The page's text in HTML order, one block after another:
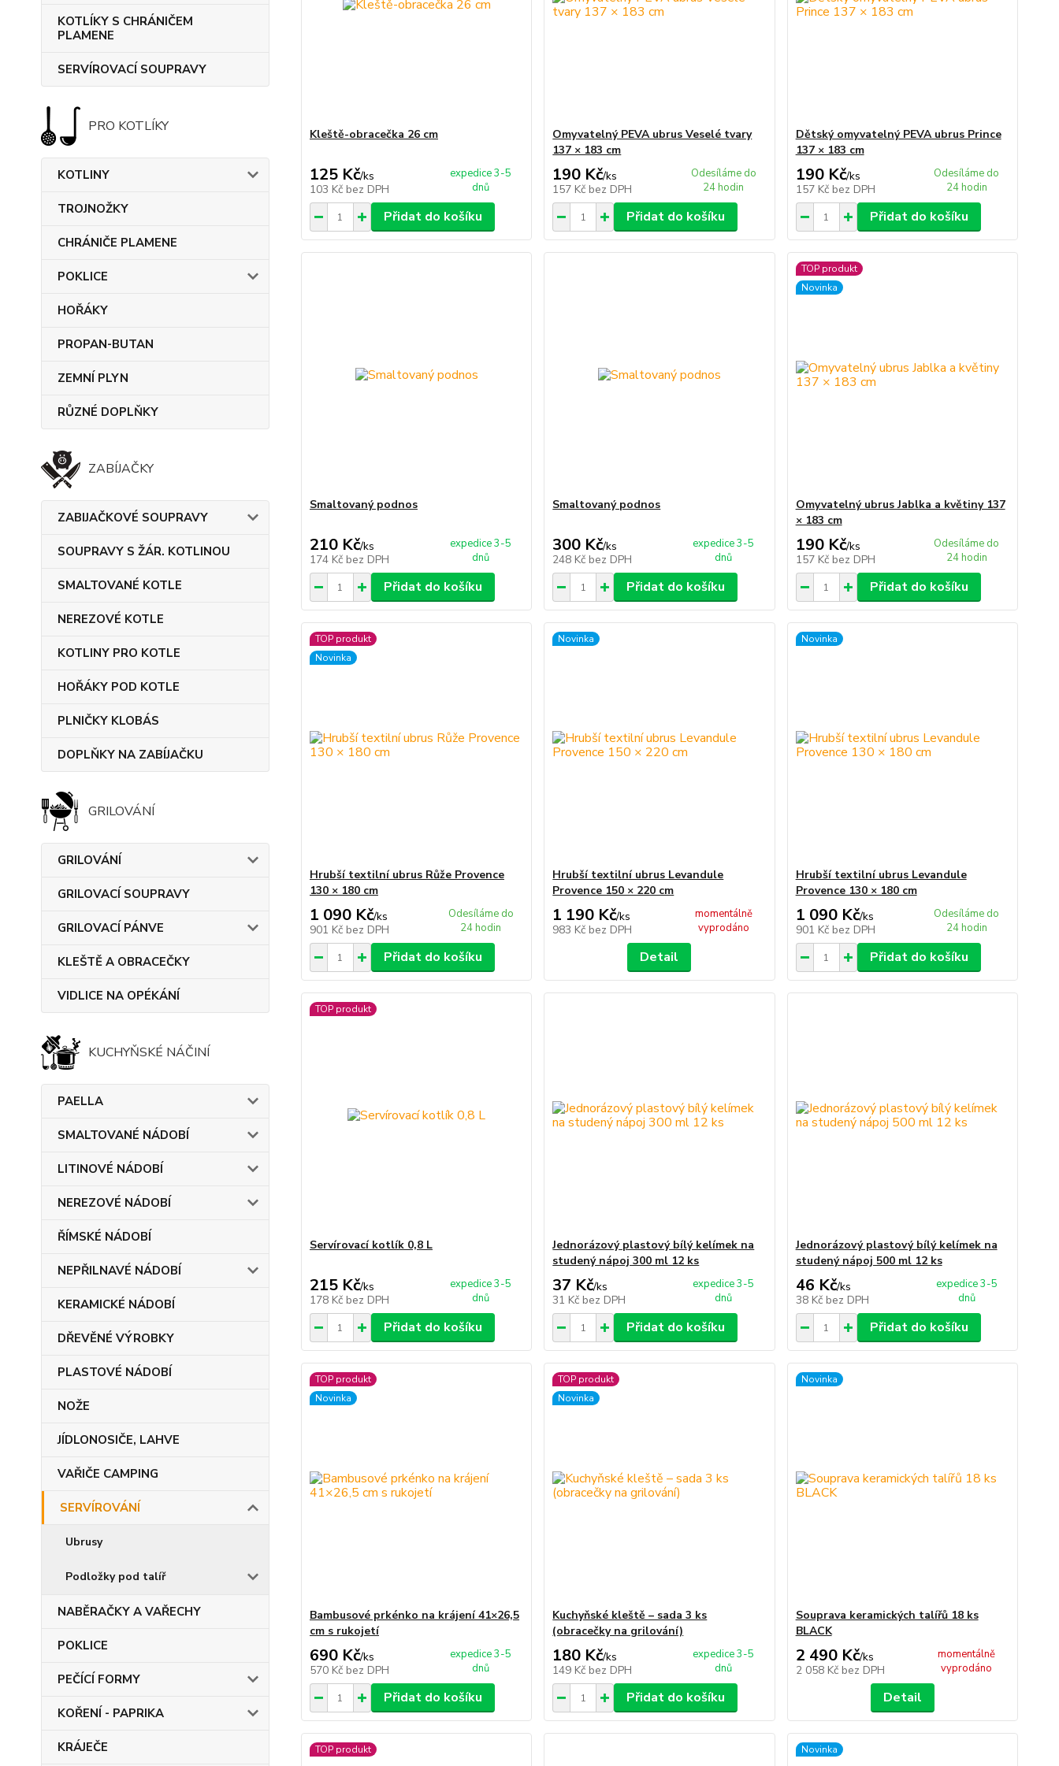
KOTLÍKY S CHRÁNIČEM
PLAMENE
SERVÍROVACÍ SOUPRAVY
PRO KOTLÍKY
KOTLINY
TROJNOŽKY
CHRÁNIČE PLAMENE
POKLICE
HOŘÁKY
PROPAN-BUTAN
ZEMNÍ PLYN
RŮZNÉ DOPLŇKY
ZABÍJAČKY
ZABIJAČKOVÉ SOUPRAVY
SOUPRAVY S ŽÁR. KOTLINOU
SMALTOVANÉ KOTLE
NEREZOVÉ KOTLE
KOTLINY PRO KOTLE
HOŘÁKY POD KOTLE
PLNIČKY KLOBÁS
DOPLŇKY NA ZABÍJAČKU
GRILOVÁNÍ
GRILOVÁNÍ
GRILOVACÍ SOUPRAVY
GRILOVACÍ PÁNVE
KLEŠTĚ A OBRACEČKY
VIDLICE NA OPÉKÁNÍ
KUCHYŇSKÉ NÁČINÍ
PAELLA
SMALTOVANÉ NÁDOBÍ
LITINOVÉ NÁDOBÍ
NEREZOVÉ NÁDOBÍ
ŘÍMSKÉ NÁDOBÍ
NEPŘILNAVÉ NÁDOBÍ
KERAMICKÉ NÁDOBÍ
DŘEVĚNÉ VÝROBKY
PLASTOVÉ NÁDOBÍ
NOŽE
JÍDLONOSIČE, LAHVE
VAŘIČE CAMPING
SERVÍROVÁNÍ
Ubrusy
Podložky pod talíř
NABĚRAČKY A VAŘECHY
POKLICE
PEČÍCÍ FORMY
KOŘENÍ - PAPRIKA
KRÁJEČE
Kleště-obracečka 26 cm
125 Kč/ks
103 Kč bez DPH
expedice 3-5
dnů
Přidat do košíku
Omyvatelný PEVA ubrus Veselé tvary
137 × 183 cm
190 Kč/ks
157 Kč bez DPH
Odesíláme do
24 hodin
Přidat do košíku
Dětský omyvatelný PEVA ubrus Prince
137 × 183 cm
190 Kč/ks
157 Kč bez DPH
Odesíláme do
24 hodin
Přidat do košíku
Smaltovaný podnos
210 Kč/ks
174 Kč bez DPH
expedice 3-5
dnů
Přidat do košíku
Smaltovaný podnos
300 Kč/ks
248 Kč bez DPH
expedice 3-5
dnů
Přidat do košíku
TOP produkt
Novinka
Omyvatelný ubrus Jablka a květiny 137
× 183 cm
190 Kč/ks
157 Kč bez DPH
Odesíláme do
24 hodin
Přidat do košíku
TOP produkt
Novinka
Hrubší textilní ubrus Růže Provence
130 × 180 cm
1 090 Kč/ks
901 Kč bez DPH
Odesíláme do
24 hodin
Přidat do košíku
Novinka
Hrubší textilní ubrus Levandule
Provence 150 × 220 cm
1 190 Kč/ks
983 Kč bez DPH
momentálně
vyprodáno
Detail
Novinka
Hrubší textilní ubrus Levandule
Provence 130 × 180 cm
1 090 Kč/ks
901 Kč bez DPH
Odesíláme do
24 hodin
Přidat do košíku
TOP produkt
Servírovací kotlík 0,8 L
215 Kč/ks
178 Kč bez DPH
expedice 3-5
dnů
Přidat do košíku
Jednorázový plastový bílý kelímek na
studený nápoj 300 ml 12 ks
37 Kč/ks
31 Kč bez DPH
expedice 3-5
dnů
Přidat do košíku
Jednorázový plastový bílý kelímek na
studený nápoj 500 ml 12 ks
46 Kč/ks
38 Kč bez DPH
expedice 3-5
dnů
Přidat do košíku
TOP produkt
Novinka
Bambusové prkénko na krájení 41×26,5
cm s rukojetí
690 Kč/ks
570 Kč bez DPH
expedice 3-5
dnů
Přidat do košíku
TOP produkt
Novinka
Kuchyňské kleště – sada 3 ks
(obracečky na grilování)
180 Kč/ks
149 Kč bez DPH
expedice 3-5
dnů
Přidat do košíku
Novinka
Souprava keramických talířů 18 ks
BLACK
2 490 Kč/ks
2 058 Kč bez DPH
momentálně
vyprodáno
Detail
TOP produkt Novinka